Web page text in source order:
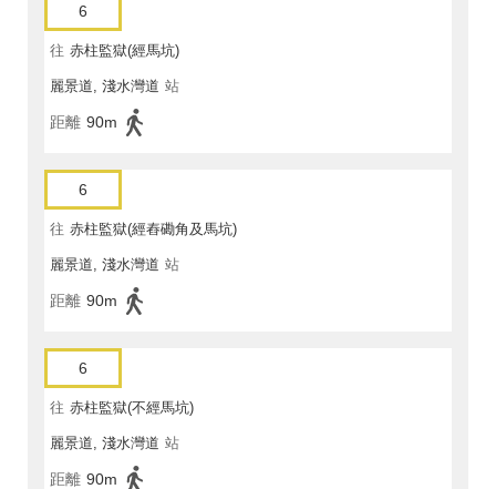
6
往 赤柱監獄(經馬坑)
麗景道, 淺水灣道 站
距離 90m
6
往 赤柱監獄(經舂磡角及馬坑)
麗景道, 淺水灣道 站
距離 90m
6
往 赤柱監獄(不經馬坑)
麗景道, 淺水灣道 站
距離 90m